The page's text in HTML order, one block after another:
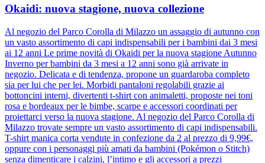
Okaidi: nuova stagione, nuova collezione
Al negozio del Parco Corolla di Milazzo un assaggio di autunno con
un vasto assortimento di capi indispensabili per i bambini dai 3 mesi
ai 12 anni Le prime novità di Okaidi per la nuova stagione Autunno
Inverno per bambini da 3 mesi a 12 anni sono già arrivate in
negozio. Delicata e di tendenza, propone un guardaroba completo
sia per lui che per lei. Morbidi pantaloni regolabili grazie ai
bottoncini interni, divertenti t-shirt con animaletti, proposte nei toni
rosa e bordeaux per le bimbe, scarpe e accessori coordinati per
proiettarci verso la nuova stagione. Al negozio del Parco Corolla di
Milazzo trovate sempre un vasto assortimento di capi indispensabili.
T-shirt manica corta vendute in confezione da 2 al prezzo di 9,99€,
oppure con i personaggi più amati da bambini (Pokémon o Stitch)
senza dimenticare i calzini, l’intimo e gli accessori a prezzi